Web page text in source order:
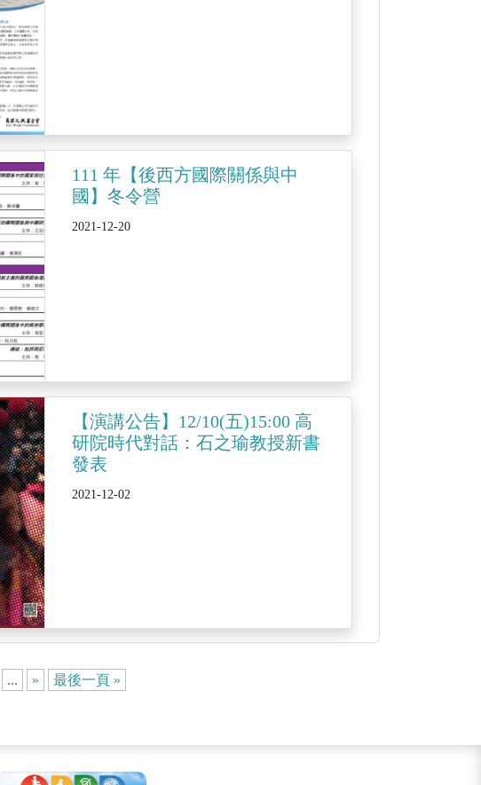
111 年【後西方國際關係與中
國】冬令營
2021-12-20
【演講公告】12/10(五)15:00 高
研院時代對話：石之瑜教授新書
發表
2021-12-02
... » 最後一頁 »